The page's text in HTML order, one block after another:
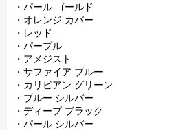
・パール ゴールド
・オレンジ カパー
・レッド
・パープル
・アメジスト
・サファイア ブルー
・カリビアン グリーン
・ブルー シルバー
・ディープ ブラック
・パール シルバー